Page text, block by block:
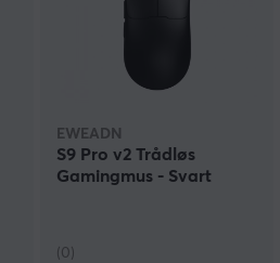
EWEADN
S9 Pro v2 Trådløs
Gamingmus - Svart
(0)